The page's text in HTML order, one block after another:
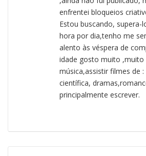
enfrentei bloqueios
Estou buscando, supera-
hora por dia,tenho me
alento às véspera de
idade gosto muito ,muito
música,assistir filmes de
científica,
principalmente escrever.